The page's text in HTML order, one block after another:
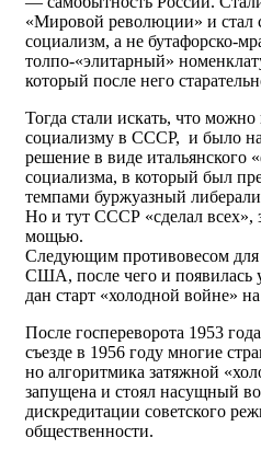
«Мировой революции» и стал
социализм, а не бутафорско-
толпо-«элитарный»
который после него
Тогда стали искать, что
социализму в СССР, и было
решение в виде итальянского
социализма, в который был
темпами буржуазный
Но и тут СССР «сделал всех»,
мощью.
Следующим противовесом
США, после чего и появилась
дан старт «холодной
После госпереворота 1953
съезде в 1956 году многие
но алгоритмика затяжной
запущена и стоял насущный
дискредитации советского
общественности.